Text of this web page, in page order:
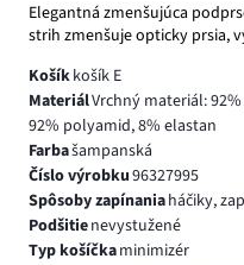
Elegantná zmenšujúca
strih zmenšuje opticky prsia,
Košíkkošík E
MateriálVrchný materiál:
92% polyamid, 8% elastan
Farbašampanská
Číslo výrobku96327995
Spôsoby zapínaniaháčiky,
Podšitienevystužené
Typ košíčkaminimizér